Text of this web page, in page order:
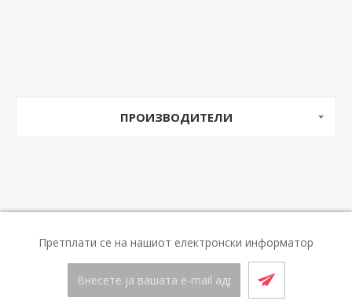
ПРОИЗВОДИТЕЛИ
Претплати се на нашиот електронски информатор